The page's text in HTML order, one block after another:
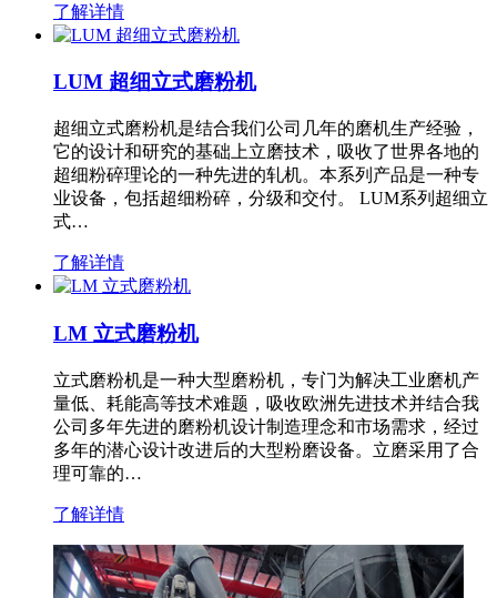
了解详情
LUM 超细立式磨粉机
超细立式磨粉机是结合我们公司几年的磨机生产经验，
它的设计和研究的基础上立磨技术，吸收了世界各地的
超细粉碎理论的一种先进的轧机。本系列产品是一种专
业设备，包括超细粉碎，分级和交付。 LUM系列超细立
式…
了解详情
LM 立式磨粉机
立式磨粉机是一种大型磨粉机，专门为解决工业磨机产
量低、耗能高等技术难题，吸收欧洲先进技术并结合我
公司多年先进的磨粉机设计制造理念和市场需求，经过
多年的潜心设计改进后的大型粉磨设备。立磨采用了合
理可靠的…
了解详情